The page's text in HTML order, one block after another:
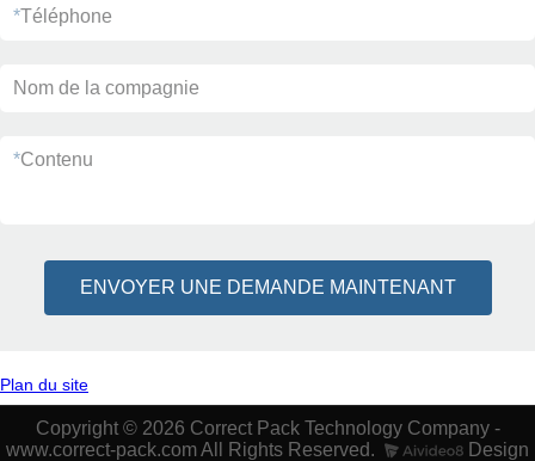
*Téléphone
Nom de la compagnie
*Contenu
ENVOYER UNE DEMANDE MAINTENANT
Plan du site
Copyright © 2026 Correct Pack Technology Company -
www.correct-pack.com All Rights Reserved.
Design